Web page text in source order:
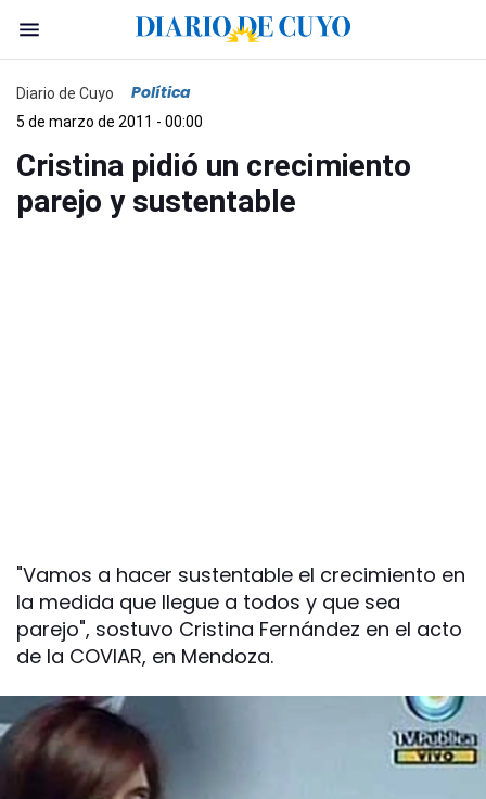
Diario de Cuyo Política
5 de marzo de 2011 - 00:00
Cristina pidió un crecimiento
parejo y sustentable
"Vamos a hacer sustentable el crecimiento en
la medida que llegue a todos y que sea
parejo", sostuvo Cristina Fernández en el acto
de la COVIAR, en Mendoza.